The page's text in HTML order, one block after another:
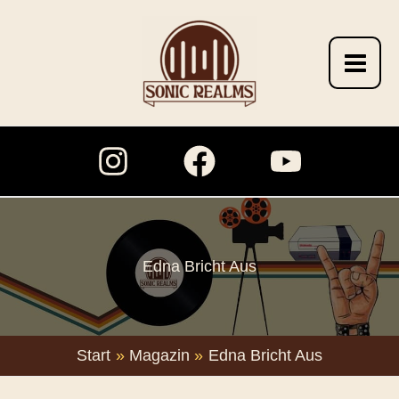
Edna Bricht Aus
Start Magazin Edna Bricht Aus